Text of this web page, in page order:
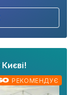
РЕКОМЕНДУЄ